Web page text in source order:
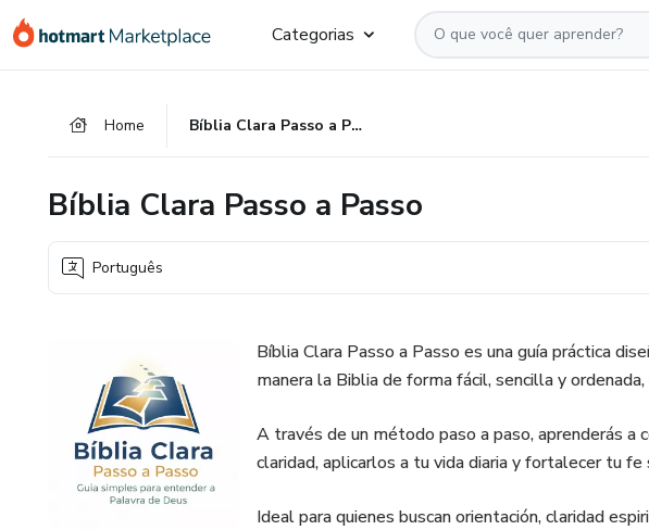
para
para
para
Categorias
Home Bíblia Clara Passo a Passo
Bíblia Clara Passo a Passo
Português
Bíblia Clara Passo a Passo es una guía práctica
manera la Biblia de forma fácil, sencilla y
A través de un método paso a paso, aprenderás a
claridad, aplicarlos a tu vida diaria y fortalecer tu fe
Ideal para quienes buscan orientación, claridad